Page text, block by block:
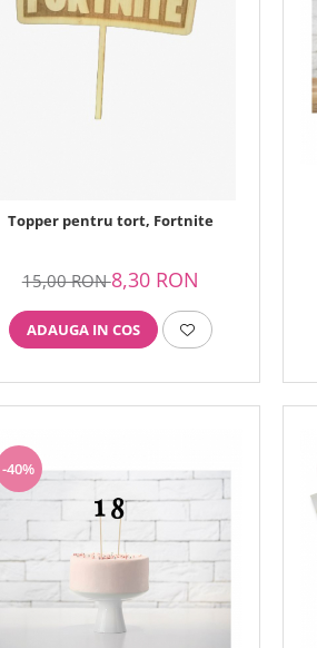
Topper pentru tort, Fortnite
15,00 RON8,30 RON
ADAUGA IN COS
-40%